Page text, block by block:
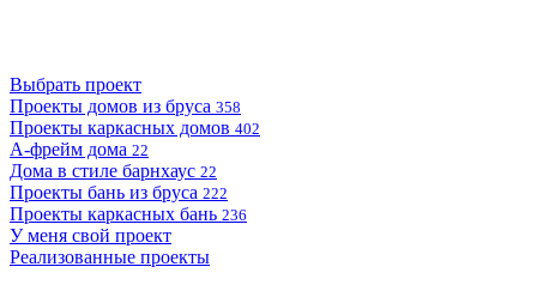
Выбрать проект
Проекты домов из бруса 358
Проекты каркасных домов 402
А-фрейм дома 22
Дома в стиле барнхаус 22
Проекты бань из бруса 222
Проекты каркасных бань 236
У меня свой проект
Реализованные проекты